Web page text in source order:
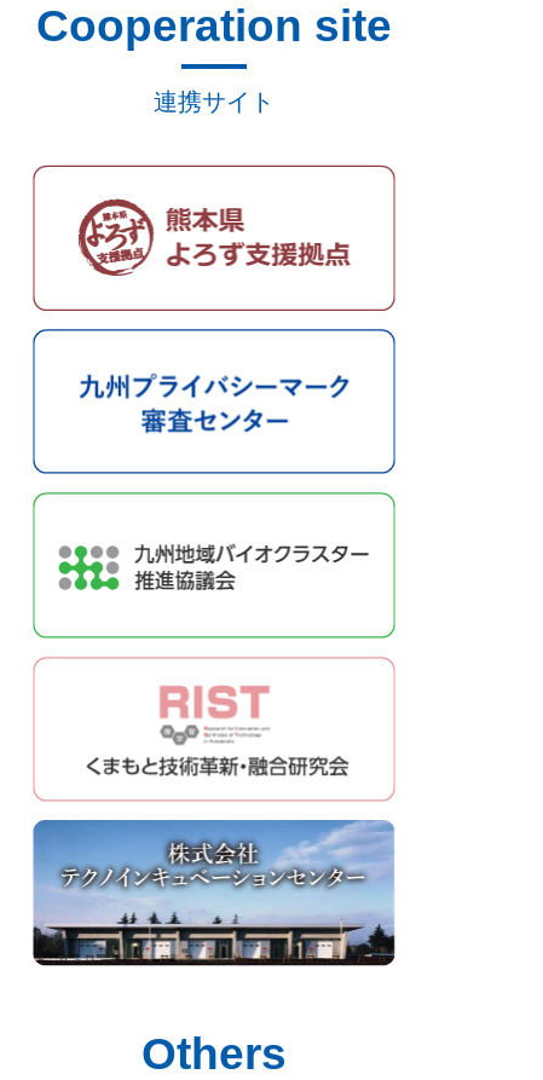
Cooperation site
連携サイト
Others